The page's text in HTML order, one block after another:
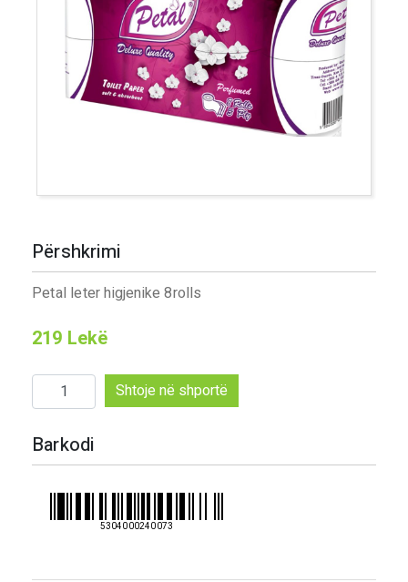
Përshkrimi
Petal leter higjenike 8rolls
219 Lekë
Sasi
Petal
higjenike
8rolls
Shtoje në shportë
Barkodi
5304000240073